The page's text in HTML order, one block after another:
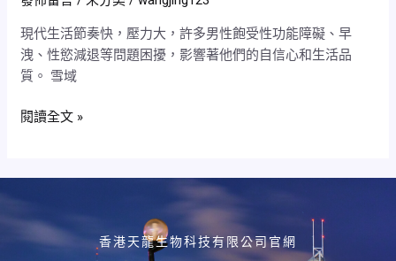
嗎？
現代生活節奏快，壓力大，許多男性飽受性功能障礙、早
洩、性慾減退等問題困擾，影響著他們的自信心和生活品
質。 雪域
長
效、
無
副
閱讀全文 »
香港天龍生物科技有限公司官網